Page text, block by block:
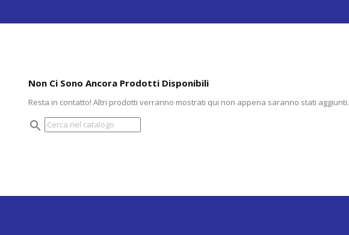
Non Ci Sono Ancora Prodotti Disponibili
Resta in contatto! Altri prodotti verranno mostrati qui non appena saranno stati aggiunti.
search